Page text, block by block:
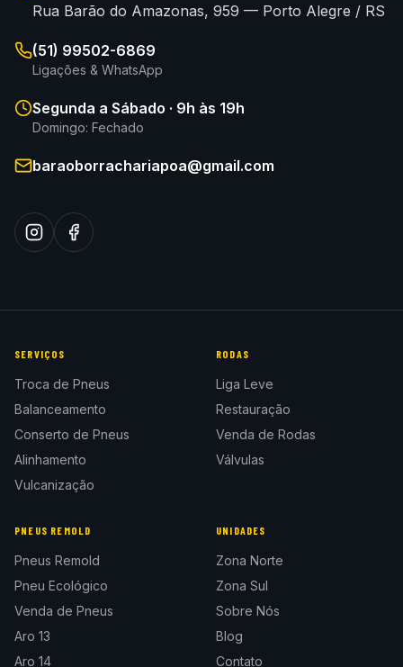
Rua Barão do Amazonas, 959 — Porto Alegre / RS
(51) 99502-6869
Ligações & WhatsApp
Segunda a Sábado · 9h às 19h
Domingo: Fechado
baraoborrachariapoa@gmail.com
SERVIÇOS
Troca de Pneus
Balanceamento
Conserto de Pneus
Alinhamento
Vulcanização
RODAS
Liga Leve
Restauração
Venda de Rodas
Válvulas
PNEUS REMOLD
Pneus Remold
Pneu Ecológico
Venda de Pneus
Aro 13
Aro 14
UNIDADES
Zona Norte
Zona Sul
Sobre Nós
Blog
Contato